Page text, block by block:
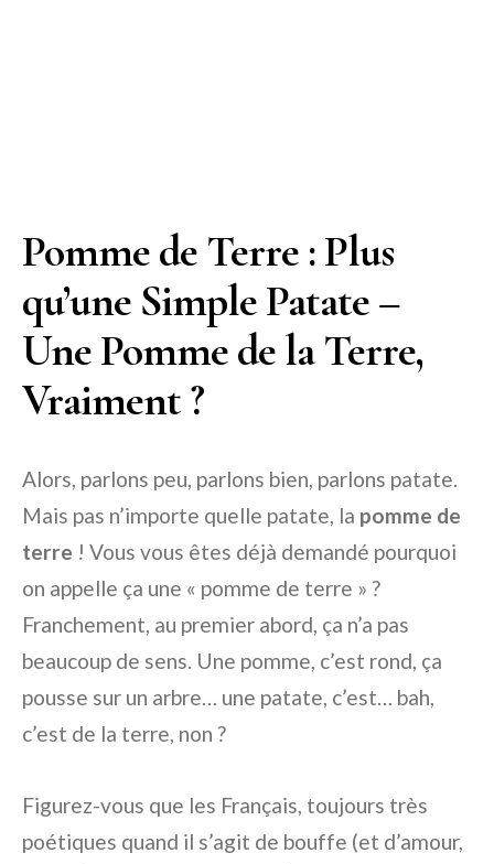
Pomme de Terre : Plus
qu’une Simple Patate –
Une Pomme de la Terre,
Vraiment ?
Alors, parlons peu, parlons bien, parlons patate.
Mais pas n’importe quelle patate, la pomme de
terre ! Vous vous êtes déjà demandé pourquoi
on appelle ça une « pomme de terre » ?
Franchement, au premier abord, ça n’a pas
beaucoup de sens. Une pomme, c’est rond, ça
pousse sur un arbre… une patate, c’est… bah,
c’est de la terre, non ?
Figurez-vous que les Français, toujours très
poétiques quand il s’agit de bouffe (et d’amour,